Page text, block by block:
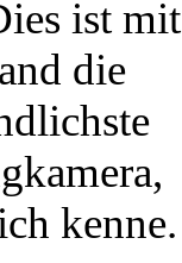
ist mit
die
kenne.